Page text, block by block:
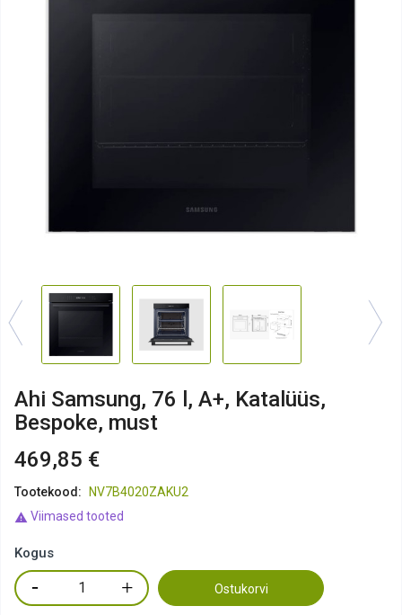
Ahi Samsung, 76 l, A+, Katalüüs,
Bespoke, must
469,85 €
Tootekood: NV7B4020ZAKU2
 Viimased tooted
Kogus
Ostukorvi